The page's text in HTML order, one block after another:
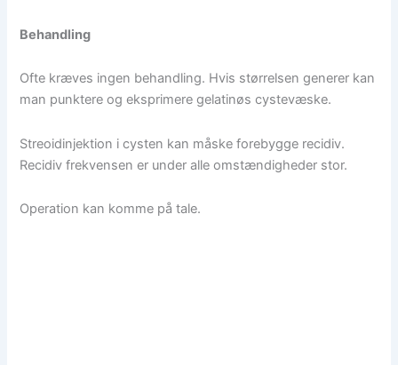
Behandling
Ofte kræves ingen behandling. Hvis størrelsen generer kan
man punktere og eksprimere gelatinøs cystevæske.
Streoidinjektion i cysten kan måske forebygge recidiv.
Recidiv frekvensen er under alle omstændigheder stor.
Operation kan komme på tale.